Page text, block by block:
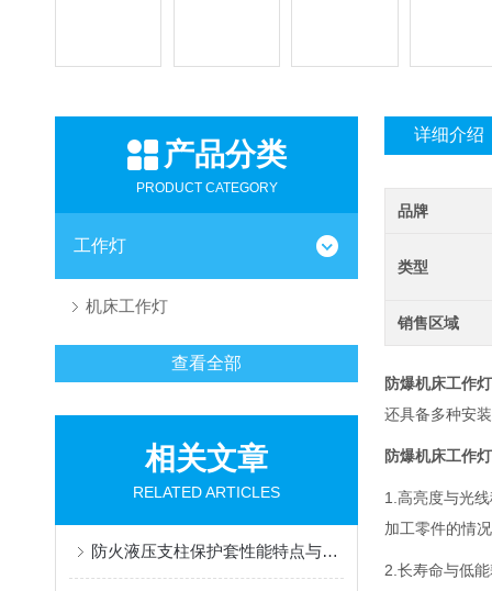
产品分类
PRODUCT CATEGORY
工作灯
机床工作灯
查看全部
相关文章
RELATED ARTICLES
防火液压支柱保护套性能特点与阻燃防护应用
详细介绍
品牌
类型
销售区域
防爆机床工作灯
还具备多种安
防爆机床工作灯
1.高亮度与光
加工零件的情
2.长寿命与低